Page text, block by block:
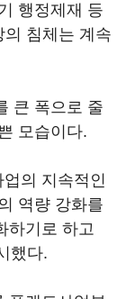
행정제재 등
침체는 계속
큰 폭으로 줄
모습이다.
의 지속적인
역량 강화를
하기로 하고
했다.